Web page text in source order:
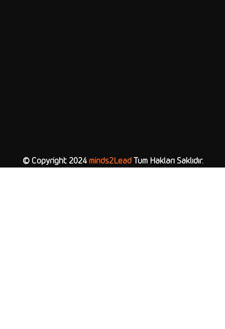
© Copyright 2024 minds2LeadTüm Hakları Saklıdır.